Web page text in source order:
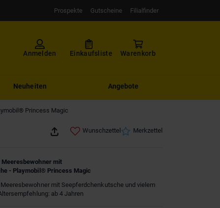
Prospekte Gutscheine Filialfinder
Anmelden Einkaufsliste Warenkorb
Neuheiten Angebote
Princess Magic
Wunschzettel Merkzettel
mit
- Playmobil® Princess Magic
mit Seepferdchenkutsche und vielem
ab 4 Jahren